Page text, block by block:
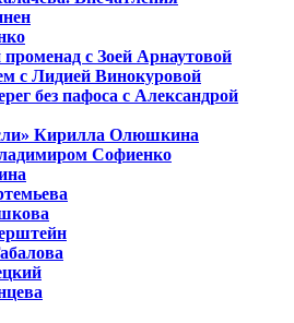
с Зоей Арнаутовой
с Лидией Винокуровой
без пафоса с Александрой
Кирилла Олюшкина
Софиенко